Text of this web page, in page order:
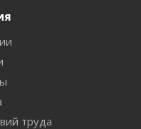
труда